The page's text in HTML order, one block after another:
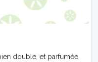
double, et parfumée,